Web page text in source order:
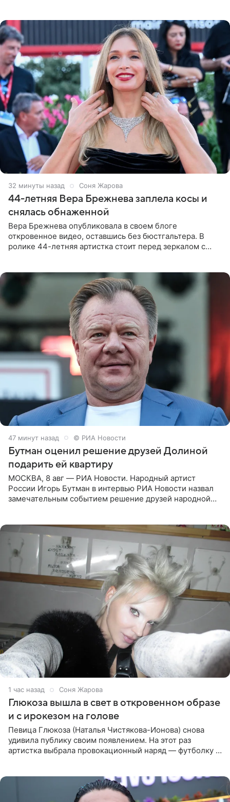
32 минуты назад Соня Жарова
44-летняя Вера Брежнева заплела косы и
снялась обнаженной
Вера Брежнева опубликовала в своем блоге
откровенное видео, оставшись без бюстгальтера. В
ролике 44-летняя артистка стоит перед зеркалом с
47 минут назад © РИА Новости
Бутман оценил решение друзей Долиной
подарить ей квартиру
МОСКВА, 8 авг — РИА Новости. Народный артист
России Игорь Бутман в интервью РИА Новости назвал
замечательным событием решение друзей народной
1 час назад Соня Жарова
Глюкоза вышла в свет в откровенном образе
и с ирокезом на голове
Певица Глюкоза (Наталья Чистякова-Ионова) снова
удивила публику своим появлением. На этот раз
артистка выбрала провокационный наряд — футболку с